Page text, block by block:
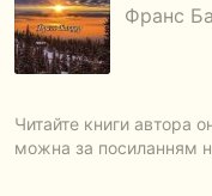
Франс
Читайте книги автора
можна за посиланням